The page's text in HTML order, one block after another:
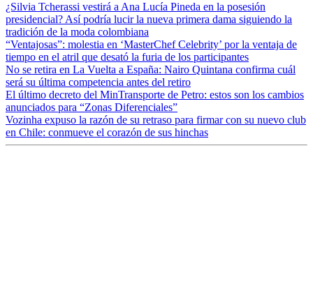
¿Silvia Tcherassi vestirá a Ana Lucía Pineda en la posesión
presidencial? Así podría lucir la nueva primera dama siguiendo la
tradición de la moda colombiana
“Ventajosas”: molestia en ‘MasterChef Celebrity’ por la ventaja de
tiempo en el atril que desató la furia de los participantes
No se retira en La Vuelta a España: Nairo Quintana confirma cuál
será su última competencia antes del retiro
El último decreto del MinTransporte de Petro: estos son los cambios
anunciados para “Zonas Diferenciales”
Vozinha expuso la razón de su retraso para firmar con su nuevo club
en Chile: conmueve el corazón de sus hinchas